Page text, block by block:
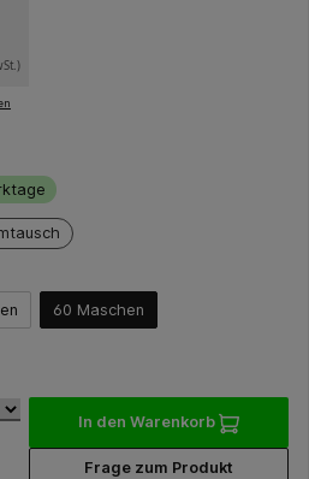
60 Maschen
In den Warenkorb
Frage zum Produkt